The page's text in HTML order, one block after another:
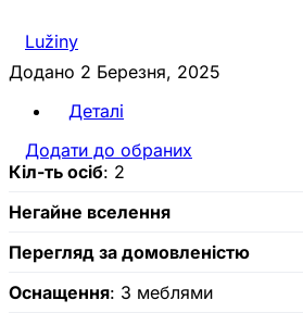
Lužiny
Додано 2 Березня, 2025
Деталі
Додати до обраних
Кіл-ть осіб: 2
Негайне вселення
Перегляд за домовленістю
Оснащення: З меблями